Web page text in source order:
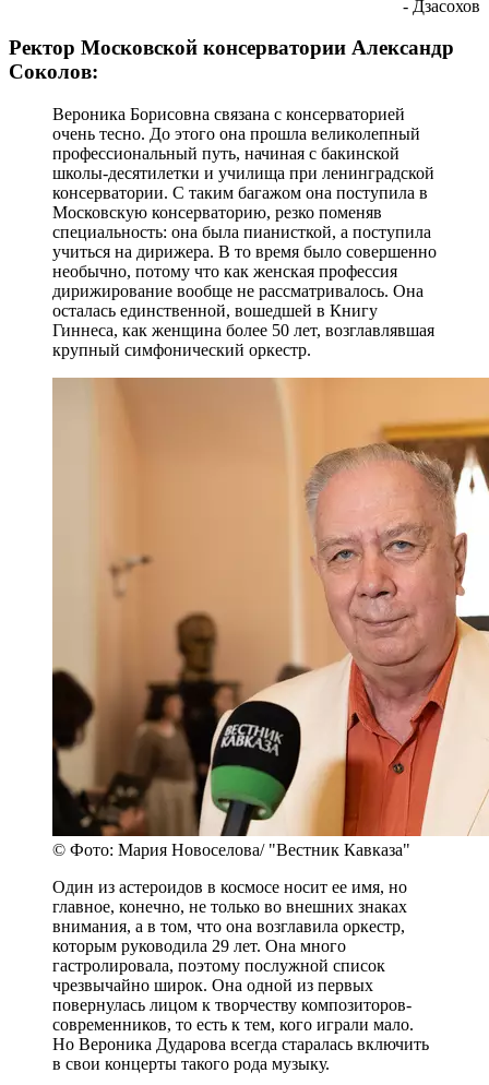
- Дзасохов
Ректор Московской консерватории Александр
Соколов:
Вероника Борисовна связана с консерваторией
очень тесно. До этого она прошла великолепный
профессиональный путь, начиная с бакинской
школы-десятилетки и училища при ленинградской
консерватории. С таким багажом она поступила в
Московскую консерваторию, резко поменяв
специальность: она была пианисткой, а поступила
учиться на дирижера. В то время было совершенно
необычно, потому что как женская профессия
дирижирование вообще не рассматривалось. Она
осталась единственной, вошедшей в Книгу
Гиннеса, как женщина более 50 лет, возглавлявшая
крупный симфонический оркестр.
© Фото: Мария Новоселова/ "Вестник Кавказа"
Один из астероидов в космосе носит ее имя, но
главное, конечно, не только во внешних знаках
внимания, а в том, что она возглавила оркестр,
которым руководила 29 лет. Она много
гастролировала, поэтому послужной список
чрезвычайно широк. Она одной из первых
повернулась лицом к творчеству композиторов-
современников, то есть к тем, кого играли мало.
Но Вероника Дударова всегда старалась включить
в свои концерты такого рода музыку.